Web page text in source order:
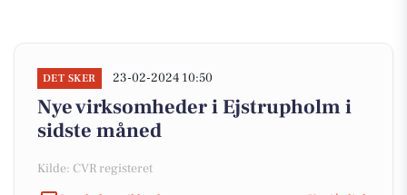
DET SKER 23-02-2024 10:50
Nye virksomheder i Ejstrupholm i
sidste måned
Kilde: CVR registeret